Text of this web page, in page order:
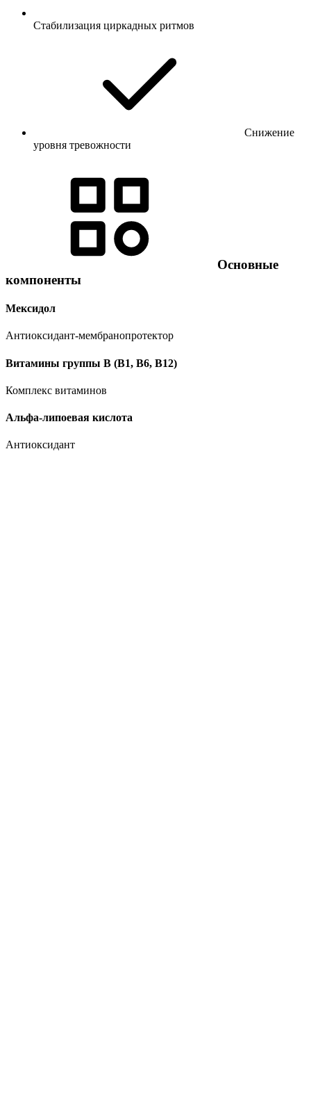
Стабилизация циркадных ритмов
Снижение
уровня тревожности
Основные
компоненты
Мексидол
Антиоксидант-мембранопротектор
Витамины группы B (В1, В6, В12)
Комплекс витаминов
Альфа-липоевая кислота
Антиоксидант